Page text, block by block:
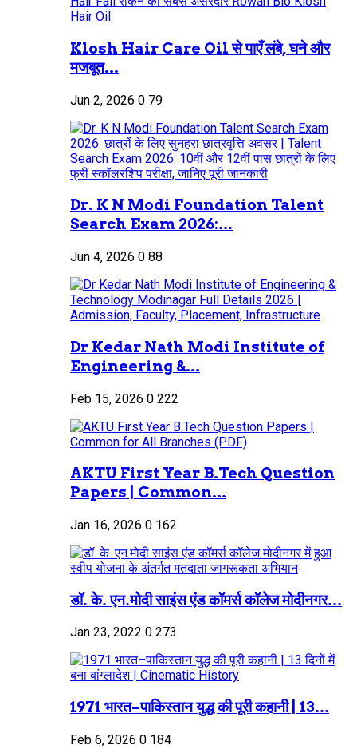
Klosh Hair Care Oil से पाएँ लंबे, घने और
मजबूत...
Jun 2, 2026 0 79
Dr. K N Modi Foundation Talent
Search Exam 2026:...
Jun 4, 2026 0 88
Dr Kedar Nath Modi Institute of
Engineering &...
Feb 15, 2026 0 222
AKTU First Year B.Tech Question
Papers | Common...
Jan 16, 2026 0 162
डॉ. के. एन.मोदी साइंस एंड कॉमर्स कॉलेज मोदीनगर...
Jan 23, 2022 0 273
1971 भारत–पाकिस्तान युद्ध की पूरी कहानी | 13...
Feb 6, 2026 0 184